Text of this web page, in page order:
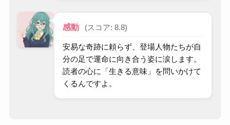
感動 (スコア: 8.8)
安易な奇跡に頼らず、登場人物たちが自
分の足で運命に向き合う姿に涙します。
読者の心に「生きる意味」を問いかけて
くるんですよ。